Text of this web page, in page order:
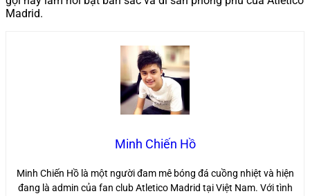
Madrid.
Minh Chiến Hồ
Minh Chiến Hồ là một người đam mê bóng đá cuồng nhiệt và hiện
đang là admin của fan club Atletico Madrid tại Việt Nam. Với tình